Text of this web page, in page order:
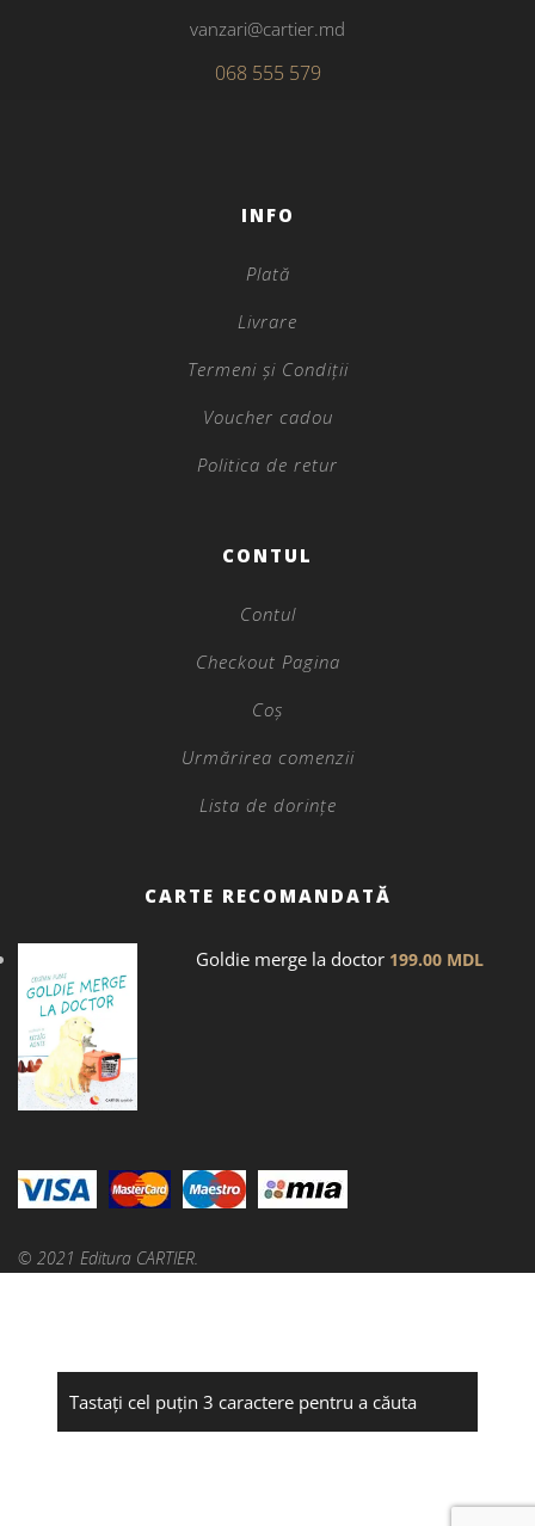
vanzari@cartier.md
068 555 579
INFO
Plată
Livrare
Termeni și Condiții
Voucher cadou
Politica de retur
CONTUL
Contul
Checkout Pagina
Coș
Urmărirea comenzii
Lista de dorințe
CARTE RECOMANDATĂ
Goldie merge la doctor 199.00 MDL
© 2021 Editura CARTIER.